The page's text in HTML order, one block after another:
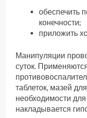
обеспечить
конечности;
приложить
Манипуляции
суток.
таблеток, мазей
необходимости
накладывается